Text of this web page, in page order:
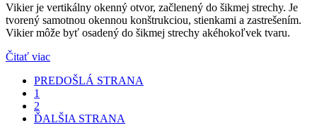
Vikier je vertikálny okenný otvor, začlenený do šikmej strechy. Je
tvorený samotnou okennou konštrukciou, stienkami a zastrešením.
Vikier môže byť osadený do šikmej strechy akéhokoľvek tvaru.
Čitať viac
PREDOŠLÁ STRANA
1
2
ĎALŠIA STRANA